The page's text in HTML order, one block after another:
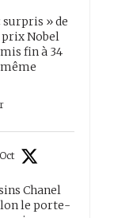
» de
prix Nobel
fin à 34
Chanel
le porte-